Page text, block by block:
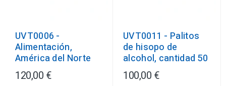
UVT0006 -
Alimentación,
América del Norte
120,00 €
UVT0011 - Palitos
de hisopo de
alcohol, cantidad 50
100,00 €